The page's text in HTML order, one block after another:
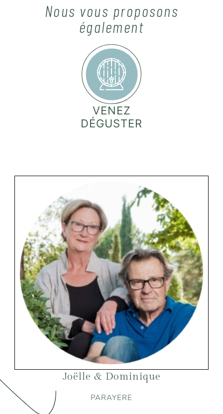
Nous vous proposons
également
VENEZ
DÉGUSTER
Joëlle & Dominique
PARAYERE